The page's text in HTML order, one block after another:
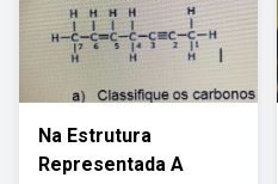
Na Estrutura
Representada A